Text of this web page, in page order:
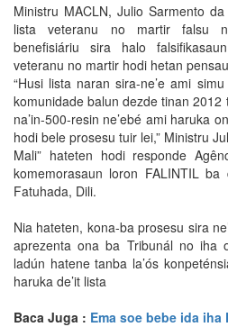
Ministru MACLN, Julio Sarmento
lista veteranu no martir falsu
benefisiáriu sira halo
veteranu no martir hodi hetan
“Husi lista naran sira-ne’e ami
komunidade balun dezde tinan 2012
na’in-500-resin ne’ebé ami haruka
hodi bele prosesu tuir lei,” Ministru
Mali” hateten hodi responde
komemorasaun loron FALINTIL
Fatuhada, Dili.
Nia hateten, kona-ba prosesu sira
aprezenta ona ba Tribunál no iha
ladún hatene tanba la’ós
haruka de’it lista
Baca Juga : Ema soe bebe ida iha